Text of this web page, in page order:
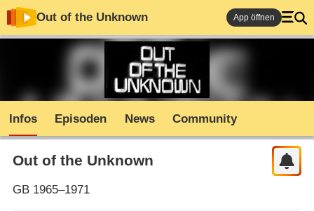
Out of the Unknown App öffnen
Infos Episoden News Community
Out of the Unknown
GB1965–1971